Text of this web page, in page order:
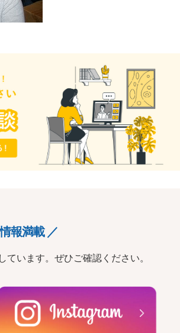
報満載 ／
います。ぜひご確認ください。